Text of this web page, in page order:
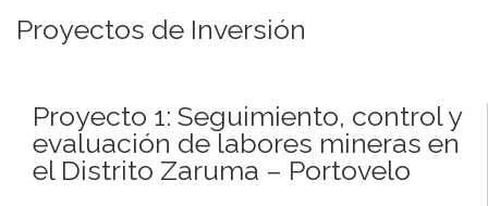
Proyectos de Inversión
Proyecto 1: Seguimiento, control y
evaluación de labores mineras en
el Distrito Zaruma – Portovelo